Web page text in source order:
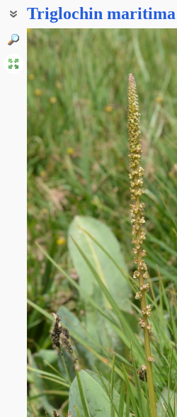
Triglochin maritima
Триостренник высокий
Триостренник морской слабый
Триостренник приморский
Триостренник слабый